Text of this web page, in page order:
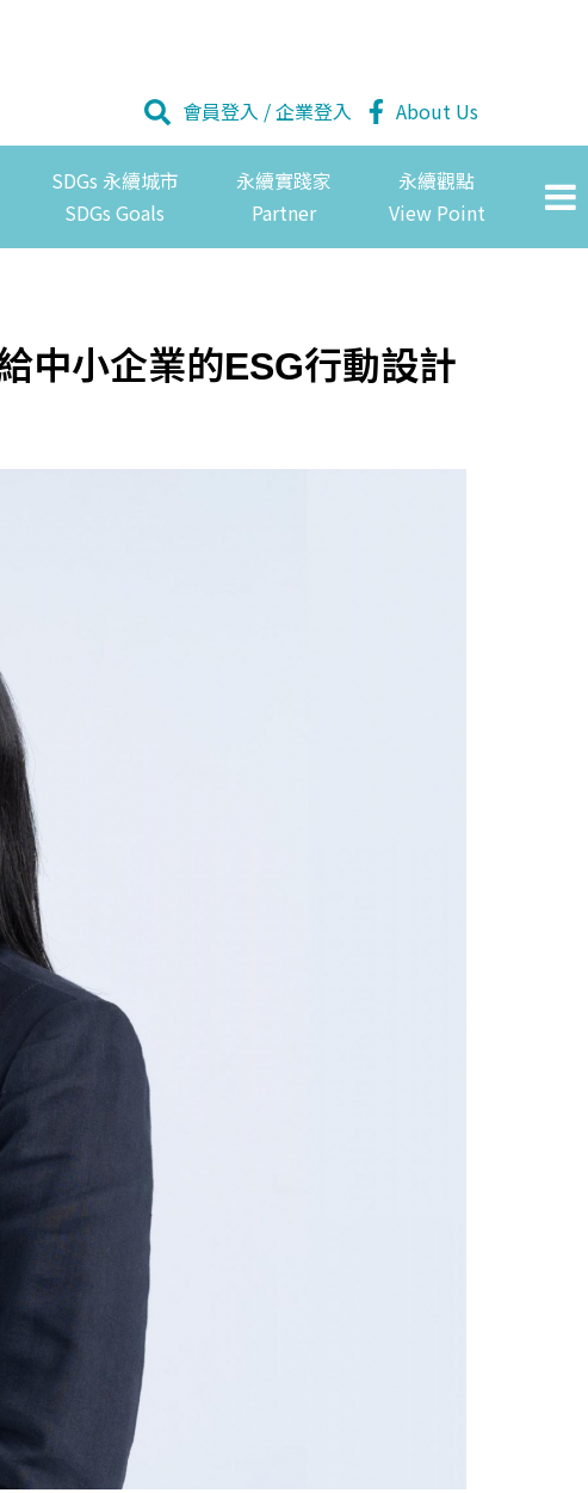
會員登入 /企業登入 About Us
SDGs 永續城市
SDGs Goals
永續實踐家
Partner
永續觀點
View Point
中小企業的ESG行動設計